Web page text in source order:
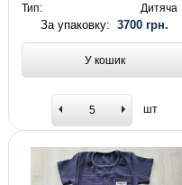
Тип:
Дитяча
За упаковку:3700 грн.
У кошик
шт